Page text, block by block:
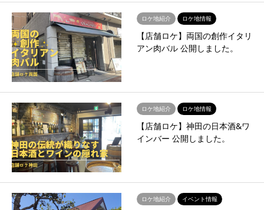
ロケ地紹介 ロケ地情報
【店舗ロケ】両国の創作イタリ
アン肉バル 公開しました。
ロケ地紹介 ロケ地情報
【店舗ロケ】神田の日本酒&ワ
インバー 公開しました。
ロケ地紹介 イベント情報